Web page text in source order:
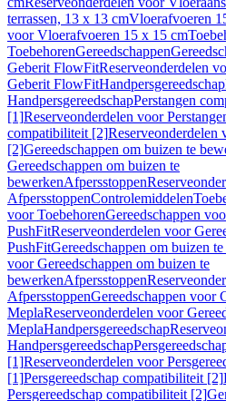
terrassen, 13 x 13 cmVloerafvoeren
voor Vloerafvoeren 15 x 15 cm
ToebehorenGereedschappen
Geberit FlowFitReserveonderdelen
Geberit FlowFitHandpersgereedschap
HandpersgereedschapPerstangen
[1]Reserveonderdelen voor
compatibiliteit [2]Reserveonderdelen
[2]Gereedschappen om buizen te
Gereedschappen om buizen te
bewerkenAfpersstoppen
AfpersstoppenControlemiddelen
voor ToebehorenGereedschappen
PushFitReserveonderdelen voor
PushFitGereedschappen om buizen
voor Gereedschappen om buizen te
bewerkenAfpersstoppen
AfpersstoppenGereedschappen voor
MeplaReserveonderdelen voor
MeplaHandpersgereedschap
Handpersgereedschap
[1]Reserveonderdelen voor
[1]Persgereedschap compatibiliteit [2]
Persgereedschap compatibiliteit [2]